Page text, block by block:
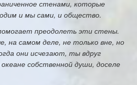
стенами, которые
и мы сами, и общество.
преодолеть эти стены.
на самом деле, не только вне, но
они исчезают, ты вдруг
собственной души, доселе